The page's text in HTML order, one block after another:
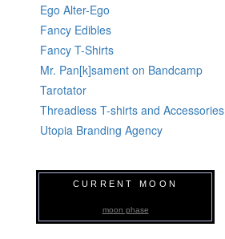
Ego Alter-Ego
Fancy Edibles
Fancy T-Shirts
Mr. Pan[k]sament on Bandcamp
Tarotator
Threadless T-shirts and Accessories
Utopia Branding Agency
CURRENT MOON
moon phase